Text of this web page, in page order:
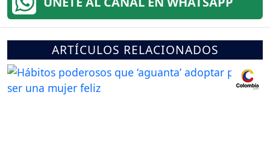
ARTÍCULOS RELACIONADOS